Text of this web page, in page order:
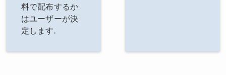
料で配布するか
はユーザーが決
定します.